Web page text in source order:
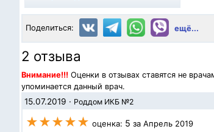
Поделиться: ещё...
2 отзыва
Внимание!!! Оценки в отзывах ставятся не
упоминается данный врач.
15.07.2019 · Роддом ИКБ №2
★★★★★ оценка: 5 за Апрель 2019